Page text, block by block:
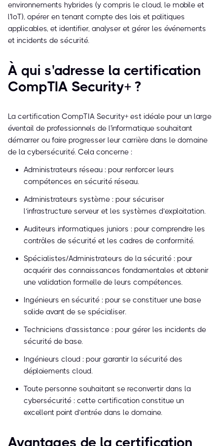
environnements hybrides (y compris le cloud, le mobile et
l'IoT), opérer en tenant compte des lois et politiques
applicables, et identifier, analyser et gérer les événements
et incidents de sécurité.
À qui s'adresse la certification
CompTIA Security+ ?
La certification CompTIA Security+ est idéale pour un large
éventail de professionnels de l'informatique souhaitant
démarrer ou faire progresser leur carrière dans le domaine
de la cybersécurité. Cela concerne :
Administrateurs réseau : pour renforcer leurs
compétences en sécurité réseau.
Administrateurs système : pour sécuriser
l’infrastructure serveur et les systèmes d’exploitation.
Auditeurs informatiques juniors : pour comprendre les
contrôles de sécurité et les cadres de conformité.
Spécialistes/Administrateurs de la sécurité : pour
acquérir des connaissances fondamentales et obtenir
une validation formelle de leurs compétences.
Ingénieurs en sécurité : pour se constituer une base
solide avant de se spécialiser.
Techniciens d’assistance : pour gérer les incidents de
sécurité de base.
Ingénieurs cloud : pour garantir la sécurité des
déploiements cloud.
Toute personne souhaitant se reconvertir dans la
cybersécurité : cette certification constitue un
excellent point d’entrée dans le domaine.
Avantages de la certification